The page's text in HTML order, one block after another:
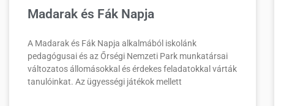
Madarak és Fák Napja
A Madarak és Fák Napja alkalmából iskolánk
pedagógusai és az Őrségi Nemzeti Park munkatársai
változatos állomásokkal és érdekes feladatokkal várták
tanulóinkat. Az ügyességi játékok mellett